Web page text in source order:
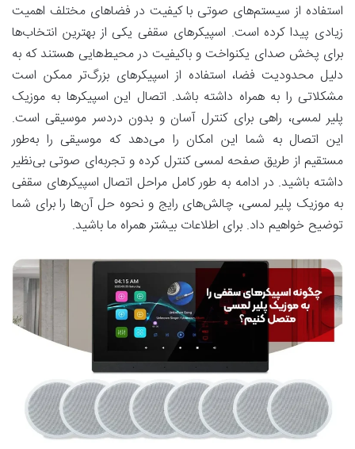
استفاده از سیستم‌های صوتی با کیفیت در فضاهای مختلف اهمیت
زیادی پیدا کرده است. اسپیکرهای سقفی یکی از بهترین انتخاب‌ها
برای پخش صدای یکنواخت و باکیفیت در محیط‌هایی هستند که به
دلیل محدودیت فضا، استفاده از اسپیکرهای بزرگ‌تر ممکن است
مشکلاتی را به همراه داشته باشد. اتصال این اسپیکرها به موزیک
پلیر لمسی، راهی برای کنترل آسان و بدون دردسر موسیقی است.
این اتصال به شما این امکان را می‌دهد که موسیقی را به‌طور
مستقیم از طریق صفحه لمسی کنترل کرده و تجربه‌ای صوتی بی‌نظیر
داشته باشید. در ادامه به طور کامل مراحل اتصال اسپیکرهای سقفی
به موزیک پلیر لمسی، چالش‌های رایج و نحوه حل آن‌ها را برای شما
توضیح خواهیم داد. برای اطلاعات بیشتر همراه ما باشید.